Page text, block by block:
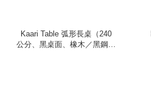
Kaari Table 弧形長桌（240
公分、黑桌面、橡木／黑鋼桌